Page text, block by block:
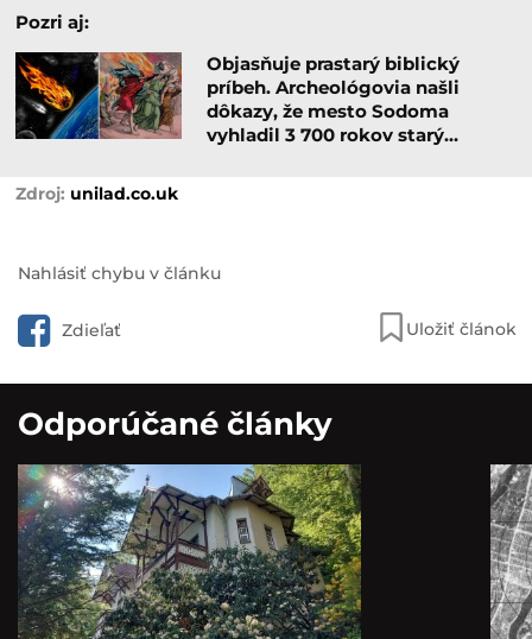
Pozri aj:
Objasňuje prastarý biblický
príbeh. Archeológovia našli
dôkazy, že mesto Sodoma
vyhladil 3 700 rokov starý…
unilad.co.uk
Nahlásiť chybu v článku
Zdieľať Uložiť článok
Odporúčané články